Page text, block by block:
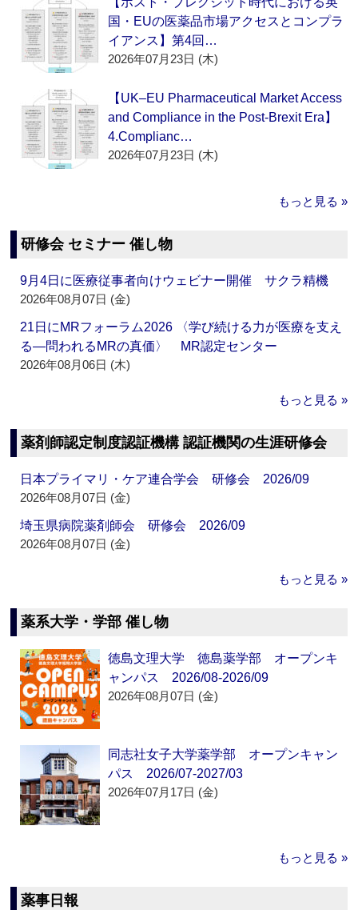
国・EUの医薬品市場アクセスとコンプラ
イアンス】第4回…
2026年07月23日 (木)
【UK–EU Pharmaceutical Market Access
and Compliance in the Post-Brexit Era】
4.Complianc…
2026年07月23日 (木)
もっと見る »
研修会 セミナー 催し物
9月4日に医療従事者向けウェビナー開催 サクラ精機
2026年08月07日 (金)
21日にMRフォーラム2026 〈学び続ける力が医療を支え
る―問われるMRの真価〉 MR認定センター
2026年08月06日 (木)
もっと見る »
薬剤師認定制度認証機構 認証機関の生涯研修会
日本プライマリ・ケア連合学会 研修会 2026/09
2026年08月07日 (金)
埼玉県病院薬剤師会 研修会 2026/09
2026年08月07日 (金)
もっと見る »
薬系大学・学部 催し物
徳島文理大学 徳島薬学部 オープンキ
ャンパス 2026/08-2026/09
2026年08月07日 (金)
同志社女子大学薬学部 オープンキャン
パス 2026/07-2027/03
2026年07月17日 (金)
もっと見る »
薬事日報